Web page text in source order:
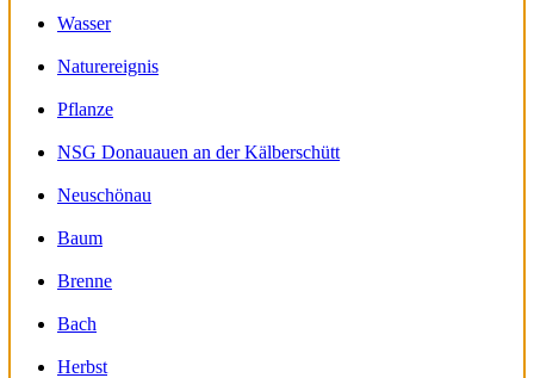
Wasser
Naturereignis
Pflanze
NSG Donauauen an der Kälberschütt
Neuschönau
Baum
Brenne
Bach
Herbst